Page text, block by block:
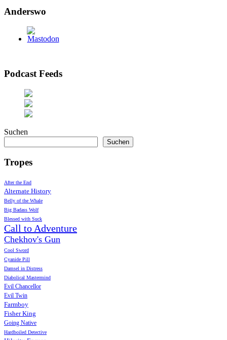
Anderswo
Podcast Feeds
Suchen
Suchen
Tropes
After the End
Alternate History
Belly of the Whale
Big Badass Wolf
Blessed with Suck
Call to Adventure
Chekhov's Gun
Cool Sword
Cyanide Pill
Damsel in Distress
Diabolical Mastermind
Evil Chancellor
Evil Twin
Farmboy
Fisher King
Going Native
Hardboiled Detective